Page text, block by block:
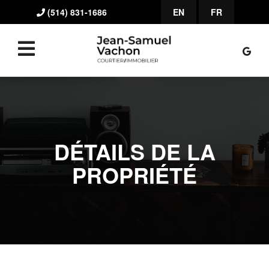
(514) 831-1686 EN FR
DÉTAILS DE LA
PROPRIÉTÉ